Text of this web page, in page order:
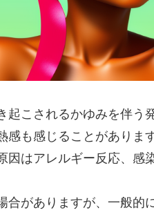
起こされるかゆみを伴う
感も感じることがありま
はアレルギー反応、感
合がありますが、一般的